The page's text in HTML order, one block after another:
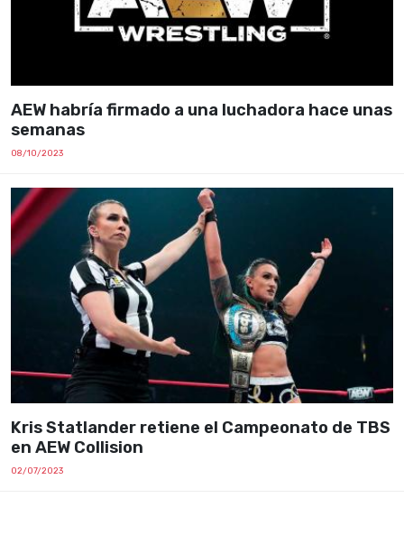
AEW habría firmado a una luchadora hace unas
semanas
08/10/2023
Kris Statlander retiene el Campeonato de TBS
en AEW Collision
02/07/2023